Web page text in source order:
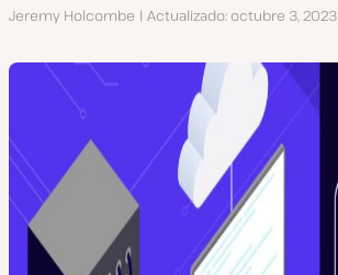
Autor
Jeremy Holcombe Actualizado octubre 3, 2023